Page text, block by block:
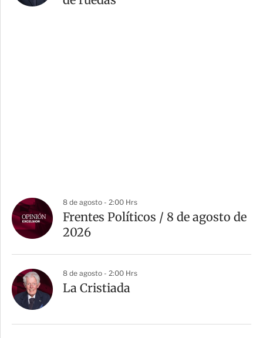
8 de agosto - 2:00 Hrs
Frentes Políticos / 8 de agosto de
2026
8 de agosto - 2:00 Hrs
La Cristiada